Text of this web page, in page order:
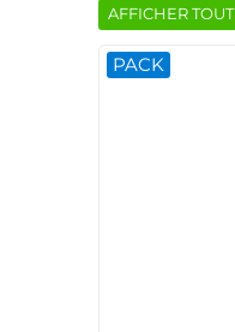
AFFICHER TOUT
PACK